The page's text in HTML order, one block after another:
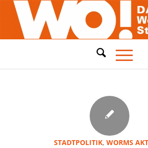
STADTPOLITIK, WORMS